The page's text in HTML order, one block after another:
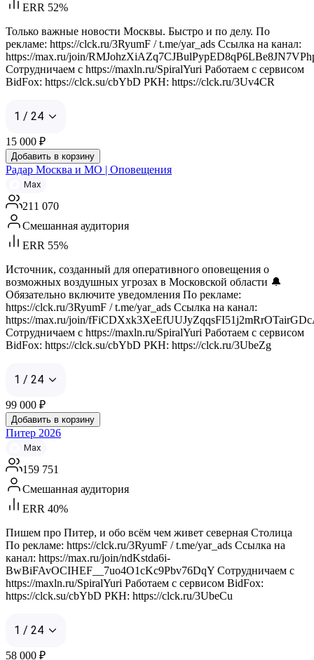
ERR 52%
Только важные новости Москвы. Быстро и по делу. По
рекламе: https://clck.ru/3RyumF / t.me/yar_ads Ссылка на канал:
https://max.ru/join/
Сотрудничаем с https://maxln.ru/SpiralYuri Работаем с сервисом
BidFox: https://clck.su/cbYbD РКН: https://clck.ru/3Uv4CR
1 / 24
15 000 ₽
Добавить в корзину
Радар Москва и МО | Оповещения
Max
211 070
Смешанная аудитория
ERR 55%
Источник, созданный для оперативного оповещения о
возможных воздушных угрозах в Московской области 🔔
Обязательно включите уведомления По рекламе:
https://clck.ru/3RyumF / t.me/yar_ads Ссылка на канал:
https://max.ru/join/
Сотрудничаем с https://maxln.ru/SpiralYuri Работаем с сервисом
BidFox: https://clck.su/cbYbD РКН: https://clck.ru/3UbeZg
1 / 24
99 000 ₽
Добавить в корзину
Питер 2026
Max
159 751
Смешанная аудитория
ERR 40%
Пишем про Питер, и обо всём чем живет северная Столица
По рекламе: https://clck.ru/3RyumF / t.me/yar_ads Ссылка на
канал: https://max.ru/join/ndKstda6i-
BwBiFAvOCIHEF__7uo4O1cKc9Pbv76DqY Сотрудничаем с
https://maxln.ru/SpiralYuri Работаем с сервисом BidFox:
https://clck.su/cbYbD РКН: https://clck.ru/3UbeCu
1 / 24
58 000 ₽